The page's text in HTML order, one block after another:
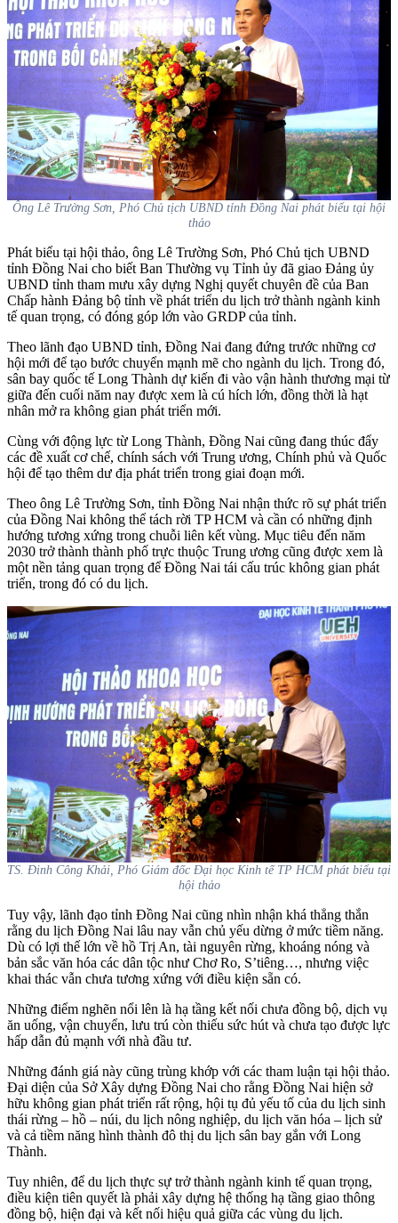
Ông Lê Trường Sơn, Phó Chủ tịch UBND tỉnh Đồng Nai phát biểu tại hội
thảo
Phát biểu tại hội thảo, ông Lê Trường Sơn, Phó Chủ tịch UBND
tỉnh Đồng Nai cho biết Ban Thường vụ Tỉnh ủy đã giao Đảng ủy
UBND tỉnh tham mưu xây dựng Nghị quyết chuyên đề của Ban
Chấp hành Đảng bộ tỉnh về phát triển du lịch trở thành ngành kinh
tế quan trọng, có đóng góp lớn vào GRDP của tỉnh.
Theo lãnh đạo UBND tỉnh, Đồng Nai đang đứng trước những cơ
hội mới để tạo bước chuyển mạnh mẽ cho ngành du lịch. Trong đó,
sân bay quốc tế Long Thành dự kiến đi vào vận hành thương mại từ
giữa đến cuối năm nay được xem là cú hích lớn, đồng thời là hạt
nhân mở ra không gian phát triển mới.
Cùng với động lực từ Long Thành, Đồng Nai cũng đang thúc đẩy
các đề xuất cơ chế, chính sách với Trung ương, Chính phủ và Quốc
hội để tạo thêm dư địa phát triển trong giai đoạn mới.
Theo ông Lê Trường Sơn, tỉnh Đồng Nai nhận thức rõ sự phát triển
của Đồng Nai không thể tách rời TP HCM và cần có những định
hướng tương xứng trong chuỗi liên kết vùng. Mục tiêu đến năm
2030 trở thành thành phố trực thuộc Trung ương cũng được xem là
một nền tảng quan trọng để Đồng Nai tái cấu trúc không gian phát
triển, trong đó có du lịch.
TS. Đinh Công Khải, Phó Giám đốc Đại học Kinh tế TP HCM phát biểu tại
hội thảo
Tuy vậy, lãnh đạo tỉnh Đồng Nai cũng nhìn nhận khá thẳng thắn
rằng du lịch Đồng Nai lâu nay vẫn chủ yếu dừng ở mức tiềm năng.
Dù có lợi thế lớn về hồ Trị An, tài nguyên rừng, khoáng nóng và
bản sắc văn hóa các dân tộc như Chơ Ro, S’tiêng…, nhưng việc
khai thác vẫn chưa tương xứng với điều kiện sẵn có.
Những điểm nghẽn nổi lên là hạ tầng kết nối chưa đồng bộ, dịch vụ
ăn uống, vận chuyển, lưu trú còn thiếu sức hút và chưa tạo được lực
hấp dẫn đủ mạnh với nhà đầu tư.
Những đánh giá này cũng trùng khớp với các tham luận tại hội thảo.
Đại diện của Sở Xây dựng Đồng Nai cho rằng Đồng Nai hiện sở
hữu không gian phát triển rất rộng, hội tụ đủ yếu tố của du lịch sinh
thái rừng – hồ – núi, du lịch nông nghiệp, du lịch văn hóa – lịch sử
và cả tiềm năng hình thành đô thị du lịch sân bay gắn với Long
Thành.
Tuy nhiên, để du lịch thực sự trở thành ngành kinh tế quan trọng,
điều kiện tiên quyết là phải xây dựng hệ thống hạ tầng giao thông
đồng bộ, hiện đại và kết nối hiệu quả giữa các vùng du lịch.